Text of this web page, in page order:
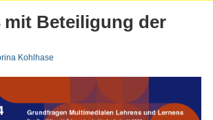
mit Beteiligung der
Kohlhase